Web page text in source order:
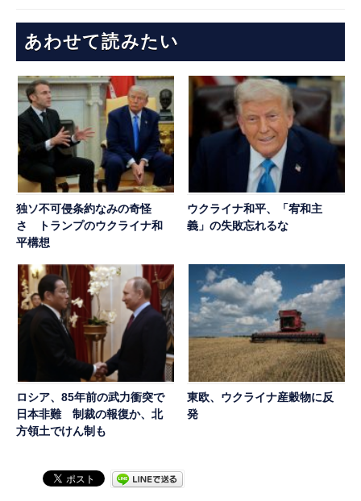
あわせて読みたい
独ソ不可侵条約なみの奇怪
さ トランプのウクライナ和
平構想
ウクライナ和平、「宥和主
義」の失敗忘れるな
ロシア、85年前の武力衝突で
日本非難 制裁の報復か、北
方領土でけん制も
東欧、ウクライナ産穀物に反
発